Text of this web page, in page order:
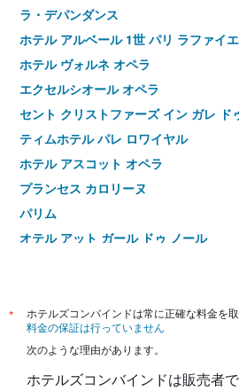
ラ・デパンダンス
ホテル アルベール 1世 パリ ラファイ
ホテル ヴォルネ オペラ
エクセルシオール オペラ
セント クリストファーズ イン ガレ ド
ティムホテル パレ ロワイヤル
ホテル アスコット オペラ
プランセス カロリーヌ
パリム
オテル アット ガール ドゥ ノール
ホテル ロートレック オペラ
オペラ デューヴィル ホテル
オテル クラレ ベルシー
フォルクストーン オペラ
*
ホテルズコンバインドは常に正確な料金を
料金の保証は行っていません
次のような理由があります。
ホテルズコンバインドは販売者